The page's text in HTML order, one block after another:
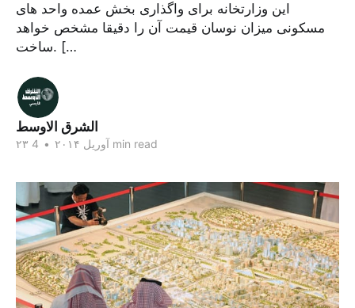
این وزارتخانه برای واگذاری بخش عمده واحد های
مسکونی میزان نوسان قیمت آن را دقیقا مشخص خواهد
ساخت. […
الشرق الاوسط
۲۳ آوریل ۲۰۱۴ • 4 min read